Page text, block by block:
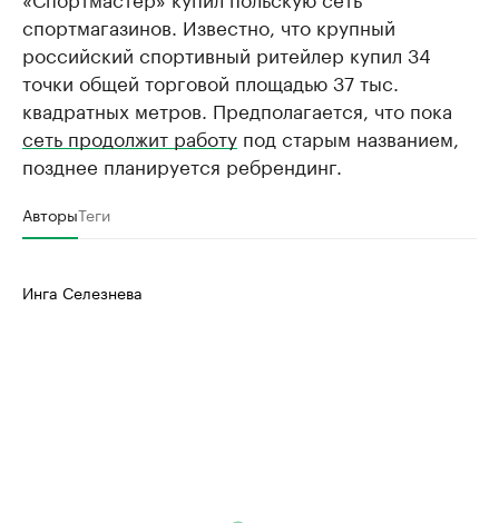
спортмагазинов. Известно, что крупный
российский спортивный ритейлер купил 34
точки общей торговой площадью 37 тыс.
квадратных метров. Предполагается, что пока
сеть продолжит работу под старым названием,
позднее планируется ребрендинг.
АвторыТеги
Инга Селезнева